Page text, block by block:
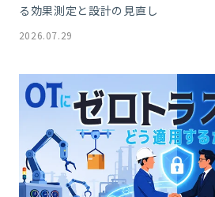
る効果測定と設計の見直し
2026.07.29